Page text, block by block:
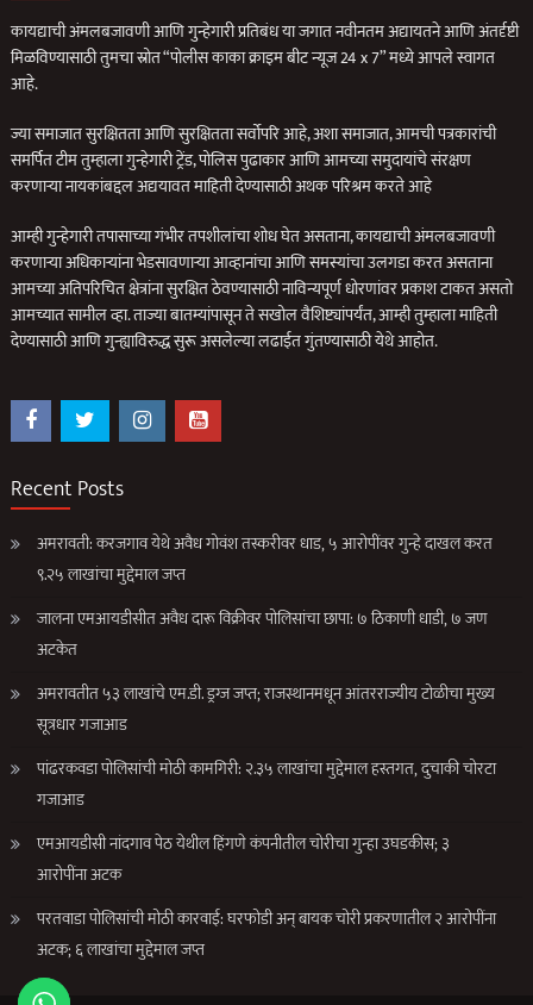
कायद्याची अंमलबजावणी आणि गुन्हेगारी प्रतिबंध या जगात नवीनतम अद्यायतने आणि अंतर्दृष्टी
मिळविण्यासाठी तुमचा स्रोत “पोलीस काका क्राइम बीट न्यूज 24 x 7” मध्ये आपले स्वागत
आहे.
ज्या समाजात सुरक्षितता आणि सुरक्षितता सर्वोपरि आहे, अशा समाजात, आमची पत्रकारांची
समर्पित टीम तुम्हाला गुन्हेगारी ट्रेंड, पोलिस पुढाकार आणि आमच्या समुदायांचे संरक्षण
करणार्‍या नायकांबद्दल अद्ययावत माहिती देण्यासाठी अथक परिश्रम करते आहे
आम्ही गुन्हेगारी तपासाच्या गंभीर तपशीलांचा शोध घेत असताना, कायद्याची अंमलबजावणी
करणार्‍या अधिकार्‍यांना भेडसावणार्‍या आव्हानांचा आणि समस्यांचा उलगडा करत असताना
आमच्या अतिपरिचित क्षेत्रांना सुरक्षित ठेवण्यासाठी नाविन्यपूर्ण धोरणांवर प्रकाश टाकत असतो
आमच्यात सामील व्हा. ताज्या बातम्यांपासून ते सखोल वैशिष्ट्यांपर्यंत, आम्ही तुम्हाला माहिती
देण्यासाठी आणि गुन्ह्याविरुद्ध सुरू असलेल्या लढाईत गुंतण्यासाठी येथे आहोत.
Recent Posts
अमरावती: करजगाव येथे अवैध गोवंश तस्करीवर धाड, ५ आरोपींवर गुन्हे दाखल करत
९.२५ लाखांचा मुद्देमाल जप्त
जालना एमआयडीसीत अवैध दारू विक्रीवर पोलिसांचा छापा: ७ ठिकाणी धाडी, ७ जण
अटकेत
अमरावतीत ५३ लाखांचे एम.डी. ड्रग्ज जप्त; राजस्थानमधून आंतरराज्यीय टोळीचा मुख्य
सूत्रधार गजाआड
पांढरकवडा पोलिसांची मोठी कामगिरी: २.३५ लाखांचा मुद्देमाल हस्तगत, दुचाकी चोरटा
गजाआड
एमआयडीसी नांदगाव पेठ येथील हिंगणे कंपनीतील चोरीचा गुन्हा उघडकीस; ३
आरोपींना अटक
परतवाडा पोलिसांची मोठी कारवाई: घरफोडी अन् बायक चोरी प्रकरणातील २ आरोपींना
अटक; ६ लाखांचा मुद्देमाल जप्त